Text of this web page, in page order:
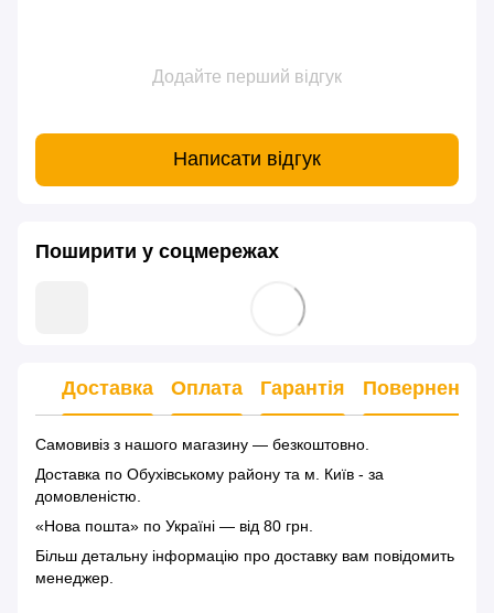
Додайте перший відгук
Написати відгук
Поширити у соцмережах
Доставка Оплата Гарантія Повернення
Самовивіз з нашого магазину — безкоштовно.
Доставка по Обухівському району та м. Київ - за
домовленістю.
«Нова пошта» по Україні — від 80 грн.
Більш детальну інформацію про доставку вам повідомить
менеджер.